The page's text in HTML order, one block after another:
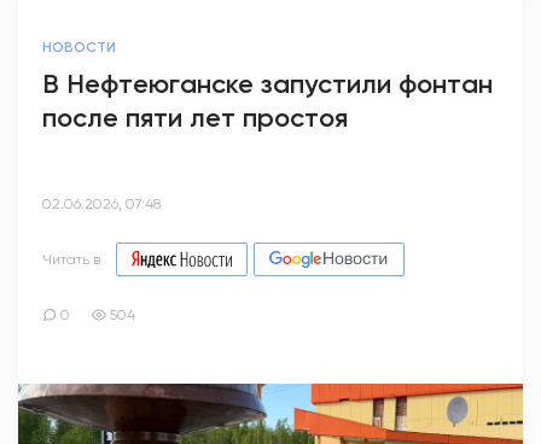
НОВОСТИ
В Нефтеюганске запустили фонтан
после пяти лет простоя
02.06.2026, 07:48
Читать в
0 504